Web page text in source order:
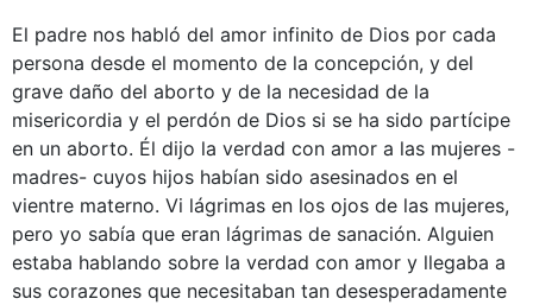
El padre nos habló del amor infinito de Dios por cada
persona desde el momento de la concepción, y del
grave daño del aborto y de la necesidad de la
misericordia y el perdón de Dios si se ha sido partícipe
en un aborto. Él dijo la verdad con amor a las mujeres -
madres- cuyos hijos habían sido asesinados en el
vientre materno. Vi lágrimas en los ojos de las mujeres,
pero yo sabía que eran lágrimas de sanación. Alguien
estaba hablando sobre la verdad con amor y llegaba a
sus corazones que necesitaban tan desesperadamente